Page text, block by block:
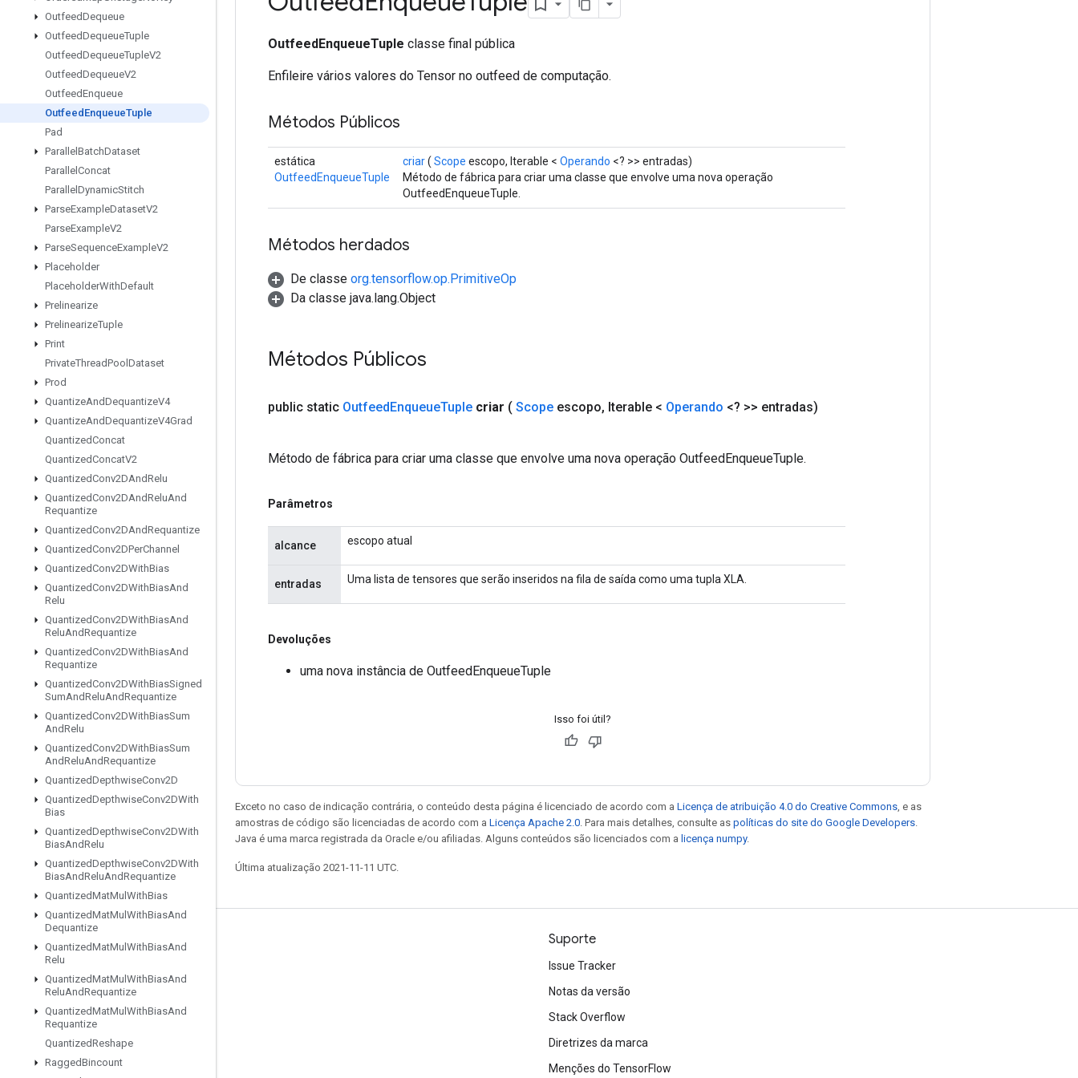
OutfeedDequeue
OutfeedDequeueTuple
OutfeedDequeueTupleV2
OutfeedDequeueV2
OutfeedEnqueue
Outfeed EnqueueTuple
Pad
Parallel BatchDataset
Parallel Concat
Parallel DynamicStitch
ParseExampleDatasetV2
ParseExampleV2
ParseSequenceExampleV2
Placeholder
PlaceholderWithDefault
Prelinearize
PrelinearizeTuple
Print
PrivateThreadPool Dataset
Prod
QuantizeAndDequantizeV4
QuantizeAndDequantizeV4Grad
QuantizedConcat
QuantizedConcatV2
QuantizedConv2DAndRelu
QuantizedConv2DAndReluAnd
Requantize
QuantizedConv2DAndRequantize
QuantizedConv2DPerChannel
QuantizedConv2DWithBias
QuantizedConv2DWithBiasAnd
Relu
QuantizedConv2DWithBiasAnd
ReluAndRequantize
QuantizedConv2DWithBiasAnd
Requantize
QuantizedConv2DWithBiasSigned
SumAndReluAndRequantize
QuantizedConv2DWithBiasSum
AndRelu
QuantizedConv2DWithBiasSum
AndReluAndRequantize
QuantizedDepthwiseConv2D
QuantizedDepthwiseConv2DWith
Bias
QuantizedDepthwiseConv2DWith
BiasAndRelu
QuantizedDepthwiseConv2DWith
BiasAndReluAndRequantize
QuantizedMatMul WithBias
QuantizedMatMul WithBiasAnd
Dequantize
QuantizedMatMul WithBiasAnd
Relu
QuantizedMatMul WithBiasAnd
ReluAndRequantize
QuantizedMatMul WithBiasAnd
Requantize
QuantizedReshape
RaggedBincount
OutfeedEnqueueTuple classe final pública
Enfileire vários valores do Tensor no outfeed de computação.
Métodos Públicos
estática
OutfeedEnqueueTuple
criar( Scope escopo, Iterable < Operando <? >> entradas)
Método de fábrica para criar uma classe que envolve uma nova operação
OutfeedEnqueueTuple.
Métodos herdados
De classe org.tensorflow.op.PrimitiveOp
Da classe java.lang.Object
Métodos Públicos
public static OutfeedEnqueueTuple criar ( Scope escopo, Iterable < Operando <? >> entradas)
Método de fábrica para criar uma classe que envolve uma nova operação OutfeedEnqueueTuple.
Parâmetros
alcance escopo atual
entradas Uma lista de tensores que serão inseridos na fila de saída como uma tupla XLA.
Devoluções
uma nova instância de OutfeedEnqueueTuple
Isso foi útil?
Exceto no caso de indicação contrária, o conteúdo desta página é licenciado de acordo com a Licença de atribuição 4.0 do Creative Commons , e as
amostras de código são licenciadas de acordo com a Licença Apache 2.0 . Para mais detalhes, consulte as políticas do site do Google Developers
Java é uma marca registrada da Oracle e/ou afiliadas. Alguns conteúdos são licenciados com a licença numpy.
Última atualização 2021-11-11 UTC.
Permanecer conectado
Fórum
GitHub
Twitter
YouTube
Suporte
Issue Tracker
Notas da versão
Stack Overflow
Diretrizes da marca
Menções do TensorFlow